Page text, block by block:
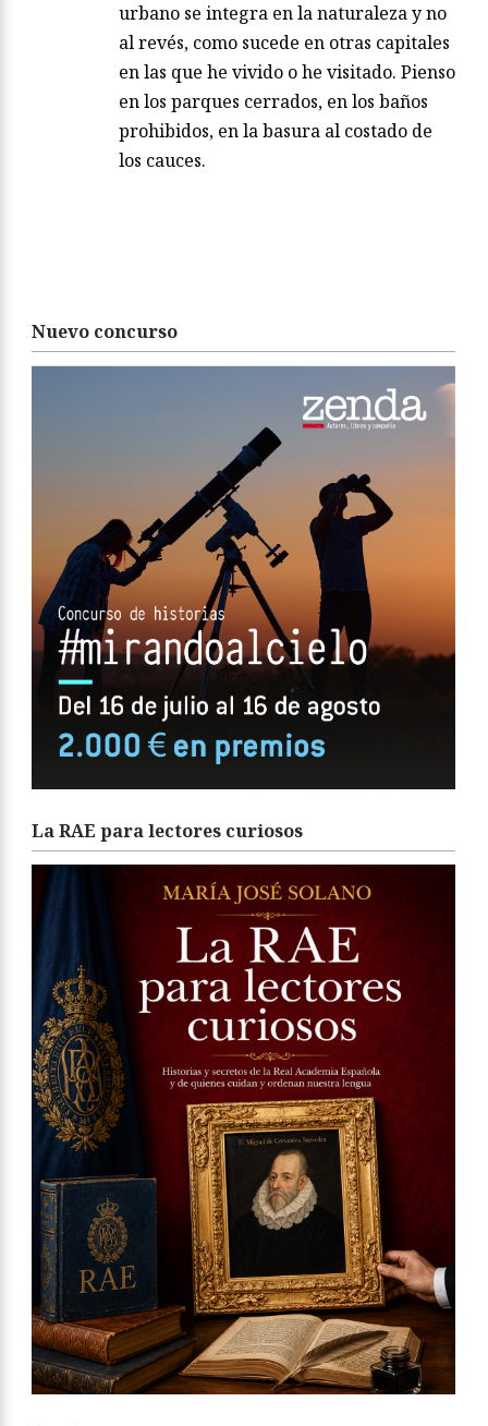
urbano se integra en la naturaleza y no
al revés, como sucede en otras capitales
en las que he vivido o he visitado. Pienso
en los parques cerrados, en los baños
prohibidos, en la basura al costado de
los cauces.
Nuevo concurso
La RAE para lectores curiosos